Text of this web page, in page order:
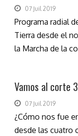
07 Juil 2019
Programa radial
Tierra desde el
la Marcha de la
Vamos al corte
07 Juil 2019
¿Cómo nos fue
desde las cuatro